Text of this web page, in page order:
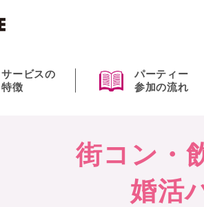
サービスの
特徴
パーティー
参加の流れ
街コン・
婚活